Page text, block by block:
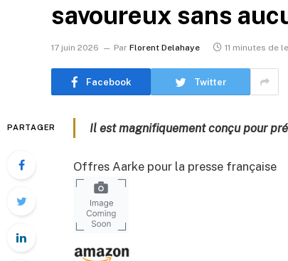
savoureux sans
17 juin 2026 Par Florent Delahaye 11 minutes de
Facebook Twitter
PARTAGER Il est magnifiquement conçu pour
Offres Aarke pour la presse française